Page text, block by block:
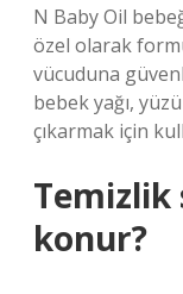
N Baby Oil
özel olarak
vücuduna
bebek yağı,
çıkarmak için
Temizlik
konur?